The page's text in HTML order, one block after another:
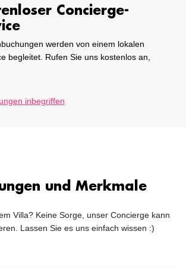
Concierge-
werden von einem lokalen
begleitet. Rufen Sie uns kostenlos an,
inbegriffen
und Merkmale
Villa? Keine Sorge, unser Concierge kann
Lassen Sie es uns einfach wissen :)